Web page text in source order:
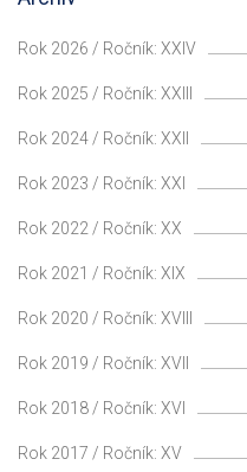
Rok 2026 / Ročník: XXIV
Rok 2025 / Ročník: XXIII
Rok 2024 / Ročník: XXII
Rok 2023 / Ročník: XXI
Rok 2022 / Ročník: XX
Rok 2021 / Ročník: XIX
Rok 2020 / Ročník: XVIII
Rok 2019 / Ročník: XVII
Rok 2018 / Ročník: XVI
Rok 2017 / Ročník: XV